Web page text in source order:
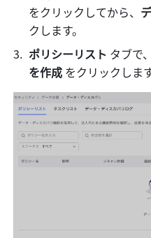
をクリックしてから、
クします。
ポリシーリスト タブで
を作成 をクリックします